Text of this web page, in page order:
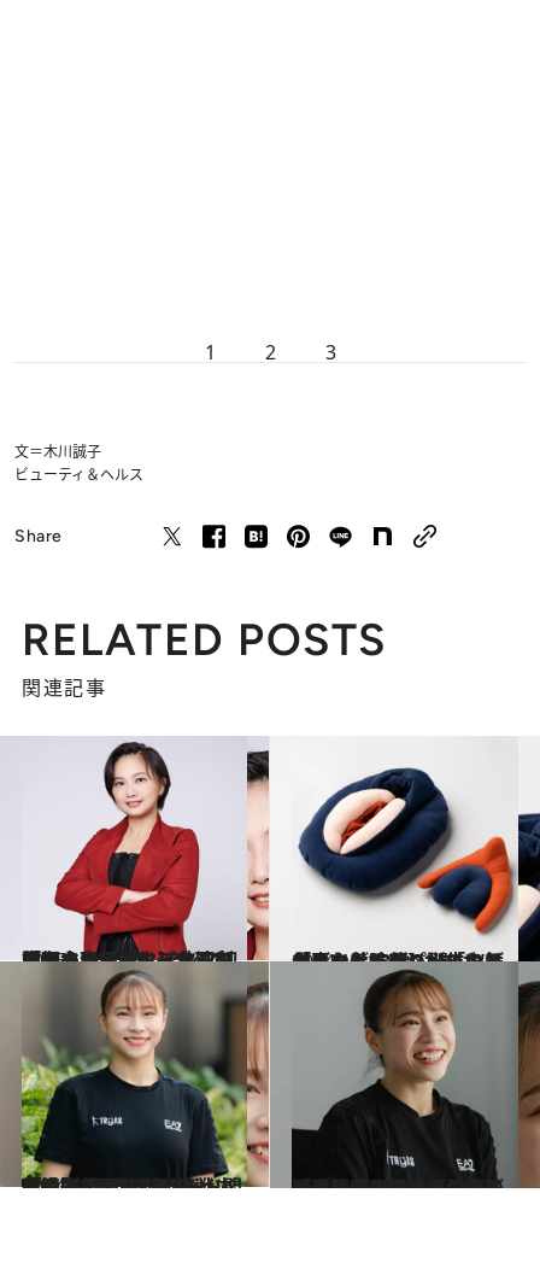
1 2 3
文＝木川誠子
ビューティ＆ヘルス
Share
RELATED POSTS
関連記事
2025.1.31
【初めから読む】台湾の生理を変えた！ アジア初の吸水ショーツブランド「ムーンパンツ」共同創設者・ユアンイーさんに聞く、商品誕生ヒストリー
ビューティ＆ヘルス 2024.12.11
「これなんや？」「おばあちゃんにもついているもんや」93歳“ばあば”と作った外陰部パペット【ばあばるば】誕生の舞台裏
ビューティ＆ヘルス
2024.8.10
体操選手の“レオタード問題”「生理中は 不安」「娘に着せたくないという声も」 元五輪代表・杉原愛子の画期的な挑戦
カルチャー 2024.8.10
「現役時代よりその後のほうが長いのに…」女子選手の「生理」について元五輪代表・杉原愛子が思うこと
カルチャー